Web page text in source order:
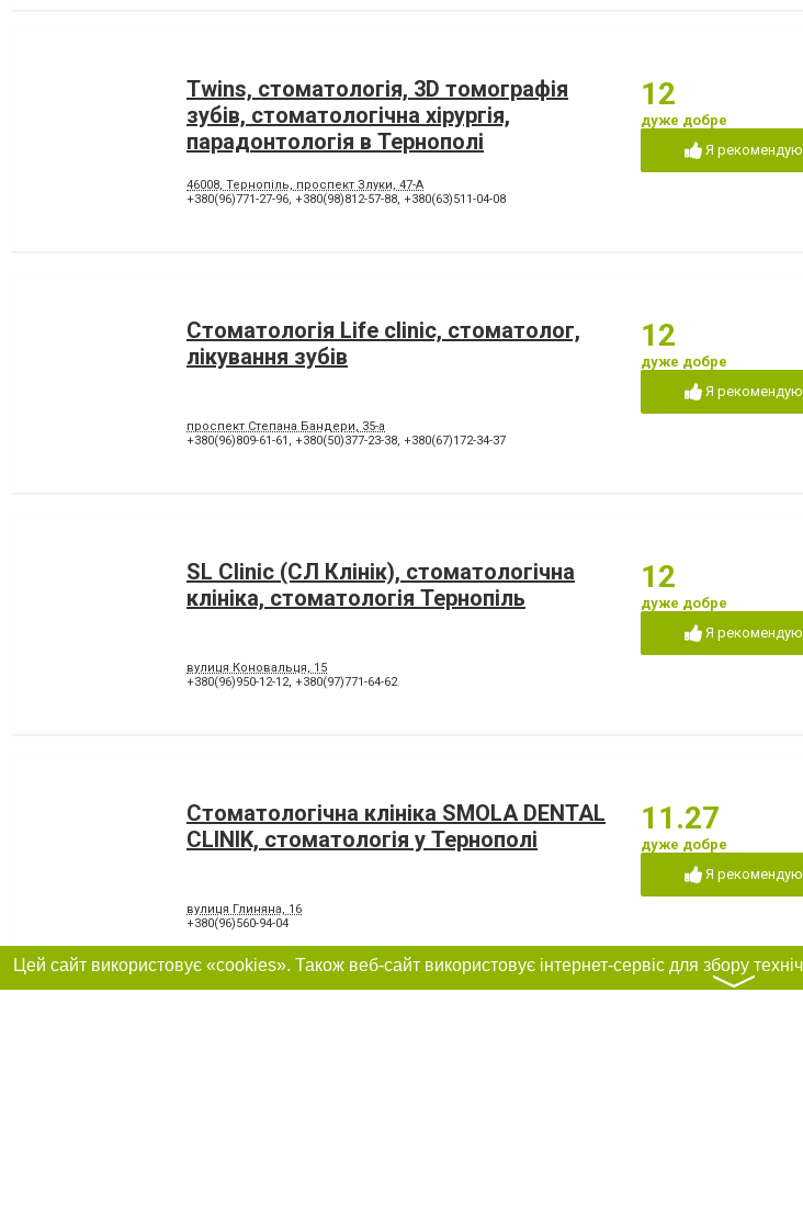
Twins, стоматологія, 3D томографія
зубів, стоматологічна хірургія,
парадонтологія в Тернополі
46008, Тернопіль, проспект Злуки, 47-А
+380(96)771-27-96, +380(98)812-57-88, +380(63)511-04-08
12
дуже добре
Я рекомендую
Стоматологія Life clinic, стоматолог,
лікування зубів
проспект Степана Бандери, 35-а
+380(96)809-61-61 , +380(50)377-23-38, +380(67)172-34-37
12
дуже добре
Я рекомендую
SL Clinic (СЛ Клінік), стоматологічна
клініка, стоматологія Тернопіль
вулиця Коновальця, 15
+380(96)950-12-12, +380(97)771-64-62
12
дуже добре
Я рекомендую
Стоматологічна клініка SMOLA DENTAL
CLINIK, стоматологія у Тернополі
вулиця Глиняна, 16
+380(96)560-94-04
11.27
дуже добре
Я рекомендую
〉